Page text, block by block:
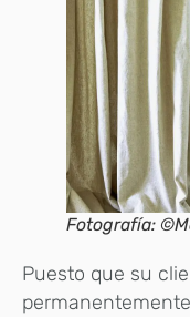
Fotografía:
Puesto que su